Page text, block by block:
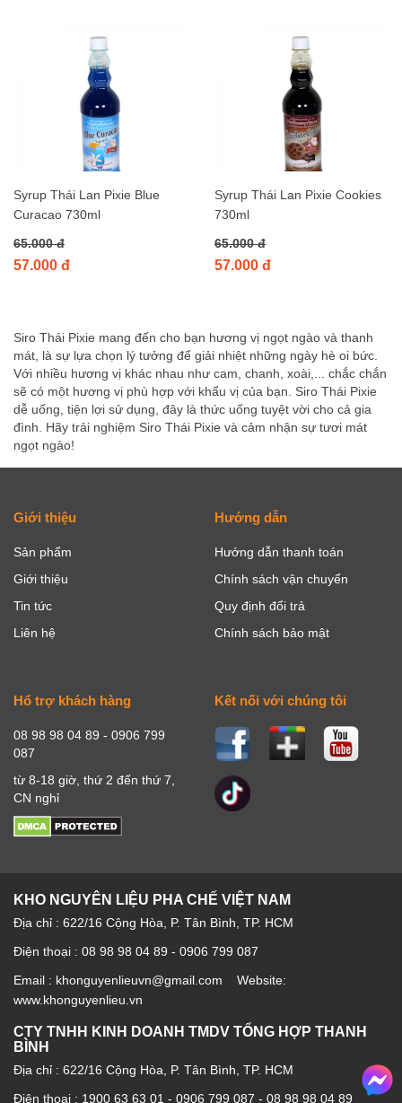
Syrup Thái Lan Pixie Blue
Curacao 730ml
65.000 đ
57.000 đ
Syrup Thái Lan Pixie Cookies
730ml
65.000 đ
57.000 đ
Siro Thái Pixie mang đến cho bạn hương vị ngọt ngào và thanh
mát, là sự lựa chọn lý tưởng để giải nhiệt những ngày hè oi bức.
Với nhiều hương vị khác nhau như cam, chanh, xoài,... chắc chắn
sẽ có một hương vị phù hợp với khẩu vị của bạn. Siro Thái Pixie
dễ uống, tiện lợi sử dụng, đây là thức uống tuyệt vời cho cả gia
đình. Hãy trải nghiệm Siro Thái Pixie và cảm nhận sự tươi mát
ngọt ngào!
Giới thiệu
Sản phẩm
Giới thiệu
Tin tức
Liên hệ
Hướng dẫn
Hướng dẫn thanh toán
Chính sách vận chuyển
Quy định đổi trả
Chính sách bảo mật
Hổ trợ khách hàng
08 98 98 04 89 - 0906 799
087
từ 8-18 giờ, thứ 2 đến thứ 7,
CN nghỉ
Kết nối với chúng tôi
KHO NGUYÊN LIỆU PHA CHẾ VIỆT NAM
Địa chỉ : 622/16 Cộng Hòa, P. Tân Bình, TP. HCM
Điện thoại : 08 98 98 04 89 - 0906 799 087
Email : khonguyenlieuvn@gmail.com Website:
www.khonguyenlieu.vn
CTY TNHH KINH DOANH TMDV TỔNG HỢP THANH
BÌNH
Địa chỉ : 622/16 Cộng Hòa, P. Tân Bình, TP. HCM
Điện thoại : 1900 63 63 01 - 0906 799 087 - 08 98 98 04 89